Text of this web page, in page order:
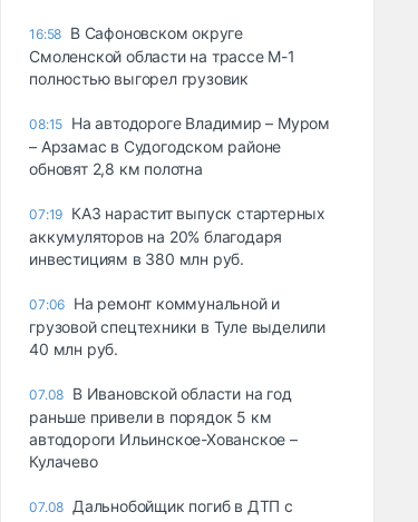
16:58 В Сафоновском округе
Смоленской области на трассе М-1
полностью выгорел грузовик
08:15 На автодороге Владимир – Муром
– Арзамас в Судогодском районе
обновят 2,8 км полотна
07:19 КАЗ нарастит выпуск стартерных
аккумуляторов на 20% благодаря
инвестициям в 380 млн руб.
07:06 На ремонт коммунальной и
грузовой спецтехники в Туле выделили
40 млн руб.
07.08 В Ивановской области на год
раньше привели в порядок 5 км
автодороги Ильинское-Хованское –
Кулачево
07.08 Дальнобойщик погиб в ДТП с